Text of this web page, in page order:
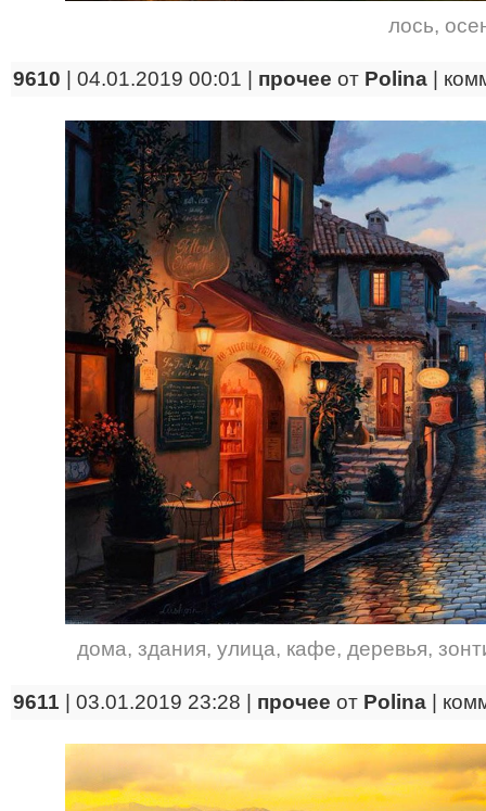
лось,
9610 | 04.01.2019 00:01 | прочее от Polina
дома, здания, улица, кафе, деревья,
9611 | 03.01.2019 23:28 | прочее от Polina